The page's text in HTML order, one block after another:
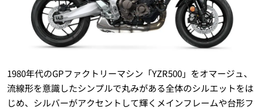
1980年代のGPファクトリーマシン「YZR500」をオマージュ、
流線形を意識したシンプルで丸みがある全体のシルエットをは
じめ、シルバーがアクセントして輝くメインフレームや台形フ